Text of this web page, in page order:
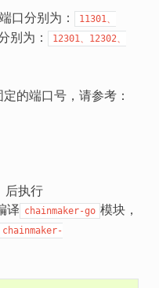
端口分别为：
11301、
别为：
12301、12302、
的端口号，请参考：
后执行
译 chainmaker-go 模块，
chainmaker-